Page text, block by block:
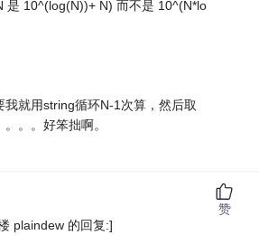
是 10^(log(N))+ N) 而不是 10^(N*lo
我就用string循环N-1次算，然后取
。。好笨拙啊。
plaindew 的回复:]
赞